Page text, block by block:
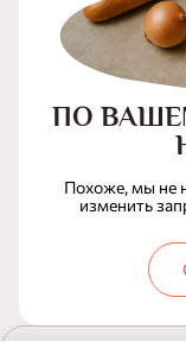
ПО
Похоже, мы не
изменить